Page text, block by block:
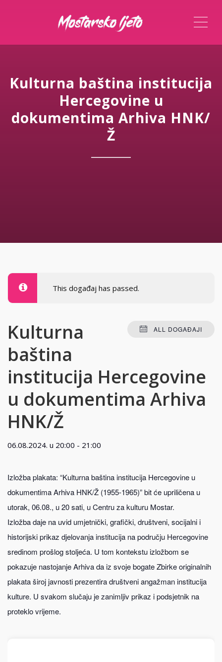
Kulturna baština institucija
Hercegovine u
dokumentima Arhiva HNK/
Ž
This događaj has passed.
ALL DOGAĐAJI
Kulturna
baština
institucija Hercegovine
u dokumentima Arhiva
HNK/Ž
06.08.2024. u 20:00 - 21:00
Izložba plakata: “Kulturna baština institucija Hercegovine u
dokumentima Arhiva HNK/Ž (1955-1965)” bit će upriličena u
utorak, 06.08., u 20 sati, u Centru za kulturu Mostar.
Izložba daje na uvid umjetnički, grafički, društveni, socijalni i
historijski prikaz djelovanja institucija na području Hercegovine
sredinom prošlog stoljeća. U tom kontekstu izložbom se
pokazuje nastojanje Arhiva da iz svoje bogate Zbirke originalnih
plakata široj javnosti prezentira društveni angažman institucija
kulture. U svakom slučaju je zanimljiv prikaz i podsjetnik na
proteklo vrijeme.